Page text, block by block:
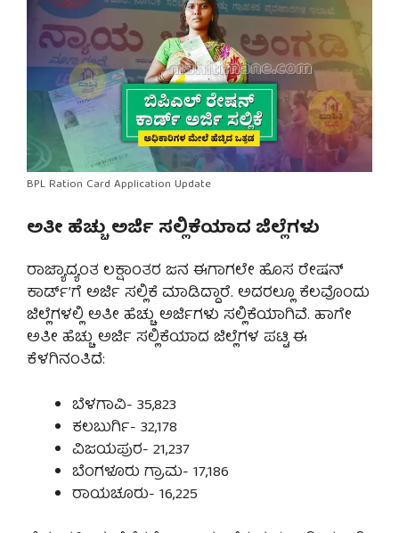
BPL Ration Card Application Update
ಅತೀ ಹೆಚ್ಚು ಅರ್ಜಿ ಸಲ್ಲಿಕೆಯಾದ ಜಿಲ್ಲೆಗಳು
ರಾಜ್ಯಾದ್ಯಂತ ಲಕ್ಷಾಂತರ ಜನ ಈಗಾಗಲೇ ಹೊಸ ರೇಷನ್
ಕಾರ್ಡ್’ಗೆ ಅರ್ಜಿ ಸಲ್ಲಿಕೆ ಮಾಡಿದ್ದಾರೆ. ಅದರಲ್ಲೂ ಕೆಲವೊಂದು
ಜಿಲ್ಲೆಗಳಲ್ಲಿ ಅತೀ ಹೆಚ್ಚು ಅರ್ಜಿಗಳು ಸಲ್ಲಿಕೆಯಾಗಿವೆ. ಹಾಗೇ
ಅತೀ ಹೆಚ್ಚು ಅರ್ಜಿ ಸಲ್ಲಿಕೆಯಾದ ಜಿಲ್ಲೆಗಳ ಪಟ್ಟಿ ಈ
ಕೆಳಗಿನಂತಿದೆ:
ಬೆಳಗಾವಿ- 35,823
ಕಲಬುರ್ಗಿ- 32,178
ವಿಜಯಪುರ- 21,237
ಬೆಂಗಳೂರು ಗ್ರಾಮ- 17,186
ರಾಯಚೂರು- 16,225